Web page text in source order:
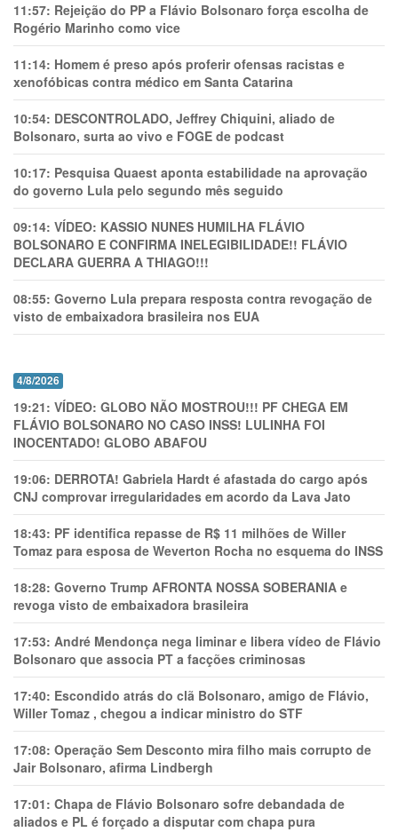
11:57: Rejeição do PP a Flávio Bolsonaro força escolha de
Rogério Marinho como vice
11:14: Homem é preso após proferir ofensas racistas e
xenofóbicas contra médico em Santa Catarina
10:54: DESCONTROLADO, Jeffrey Chiquini, aliado de
Bolsonaro, surta ao vivo e FOGE de podcast
10:17: Pesquisa Quaest aponta estabilidade na aprovação
do governo Lula pelo segundo mês seguido
09:14: VÍDEO: KASSIO NUNES HUMlLHA FLÁVIO
BOLSONARO E CONFIRMA INELEGIBILIDADE!! FLÁVIO
DECLARA GUERRA A THIAGO!!!
08:55: Governo Lula prepara resposta contra revogação de
visto de embaixadora brasileira nos EUA
4/8/2026
19:21: VÍDEO: GLOBO NÃO MOSTROU!!! PF CHEGA EM
FLÁVIO BOLSONARO NO CASO INSS! LULINHA FOI
INOCENTADO! GLOBO ABAFOU
19:06: DERROTA! Gabriela Hardt é afastada do cargo após
CNJ comprovar irregularidades em acordo da Lava Jato
18:43: PF identifica repasse de R$ 11 milhões de Willer
Tomaz para esposa de Weverton Rocha no esquema do INSS
18:28: Governo Trump AFRONTA NOSSA SOBERANIA e
revoga visto de embaixadora brasileira
17:53: André Mendonça nega liminar e libera vídeo de Flávio
Bolsonaro que associa PT a facções criminosas
17:40: Escondido atrás do clã Bolsonaro, amigo de Flávio,
Willer Tomaz , chegou a indicar ministro do STF
17:08: Operação Sem Desconto mira filho mais corrupto de
Jair Bolsonaro, afirma Lindbergh
17:01: Chapa de Flávio Bolsonaro sofre debandada de
aliados e PL é forçado a disputar com chapa pura